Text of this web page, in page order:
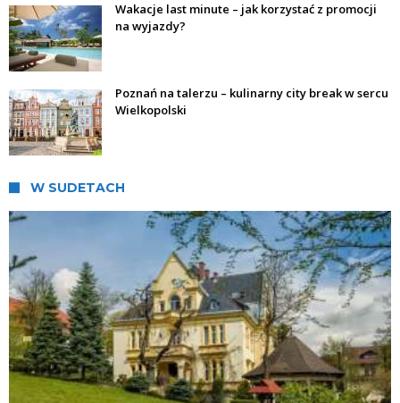
Wakacje last minute – jak korzystać z promocji
na wyjazdy?
Poznań na talerzu – kulinarny city break w sercu
Wielkopolski
W SUDETACH